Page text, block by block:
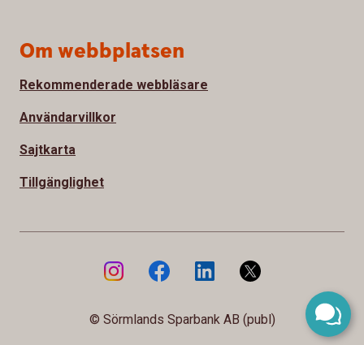
Om webbplatsen
Rekommenderade webbläsare
Användarvillkor
Sajtkarta
Tillgänglighet
© Sörmlands Sparbank AB (publ)